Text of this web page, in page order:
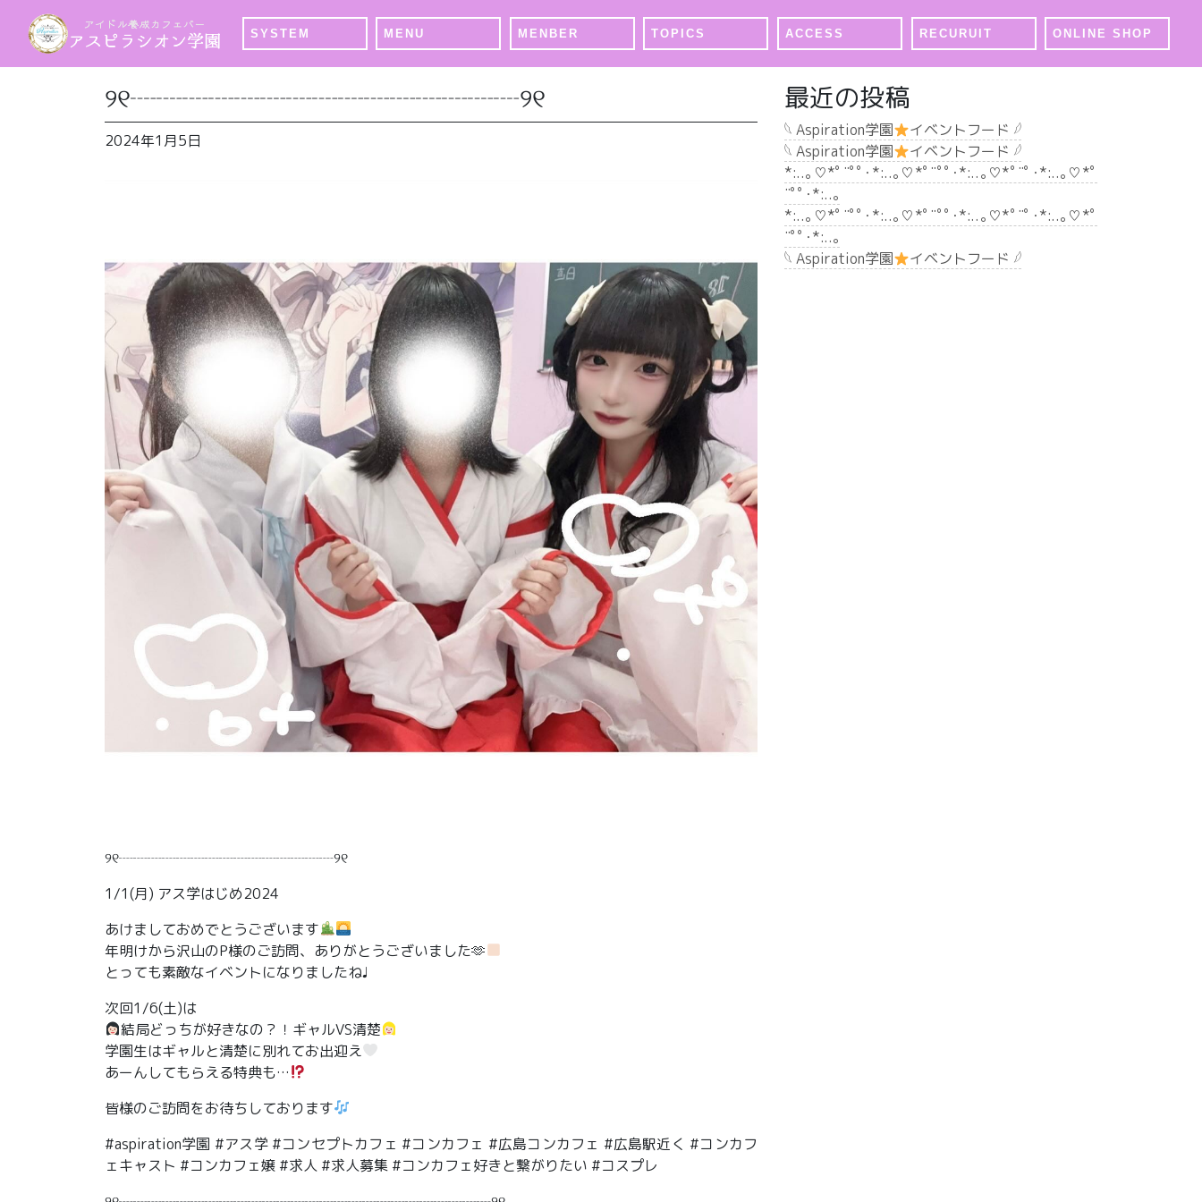
SYSTEM MENU MENBER TOPICS ACCESS RECURUIT ONLINE SHOP
୨୧┈┈┈┈┈┈┈┈┈┈┈┈┈┈┈୨୧
2024年1月5日
୨୧┈┈┈┈┈┈┈┈┈┈┈┈┈┈┈୨୧
1/1(月) アス学はじめ2024
あけましておめでとうございます
年明けから沢山のP様のご訪問、ありがとうございました🫶
とっても素敵なイベントになりましたね♩
次回1/6(土)は
結局どっちが好きなの？！ギャルVS清楚
学園生はギャルと清楚に別れてお出迎え
あーんしてもらえる特典も…
皆様のご訪問をお待ちしております
#aspiration学園 #アス学 #コンセプトカフェ #コンカフェ #広島コンカフェ #広島駅近く #コンカフ
ェキャスト #コンカフェ嬢 #求人 #求人募集 #コンカフェ好きと繋がりたい #コスプレ
最近の投稿
𓆩 Aspiration学園
イベントフード 𓆪
𓆩 Aspiration学園
イベントフード 𓆪
*:..｡♡*ﾟ¨ﾟﾟ･*:..｡♡*ﾟ¨ﾟﾟ･*:..｡♡*ﾟ¨ﾟ･*:..｡♡*ﾟ
¨ﾟﾟ･*:..｡
*:..｡♡*ﾟ¨ﾟﾟ･*:..｡♡*ﾟ¨ﾟﾟ･*:..｡♡*ﾟ¨ﾟ･*:..｡♡*ﾟ
¨ﾟﾟ･*:..｡
𓆩 Aspiration学園
イベントフード 𓆪